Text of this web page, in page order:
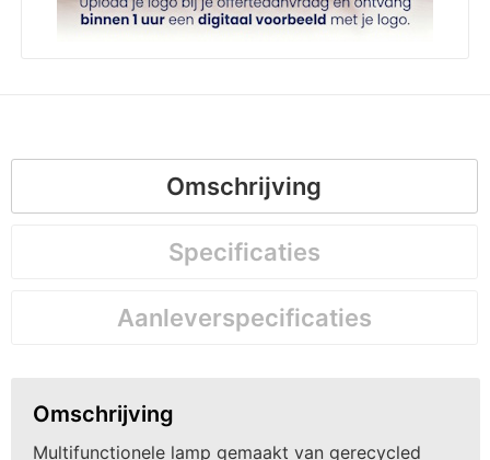
Omschrijving
Specificaties
Aanleverspecificaties
Omschrijving
Multifunctionele lamp gemaakt van gerecycled